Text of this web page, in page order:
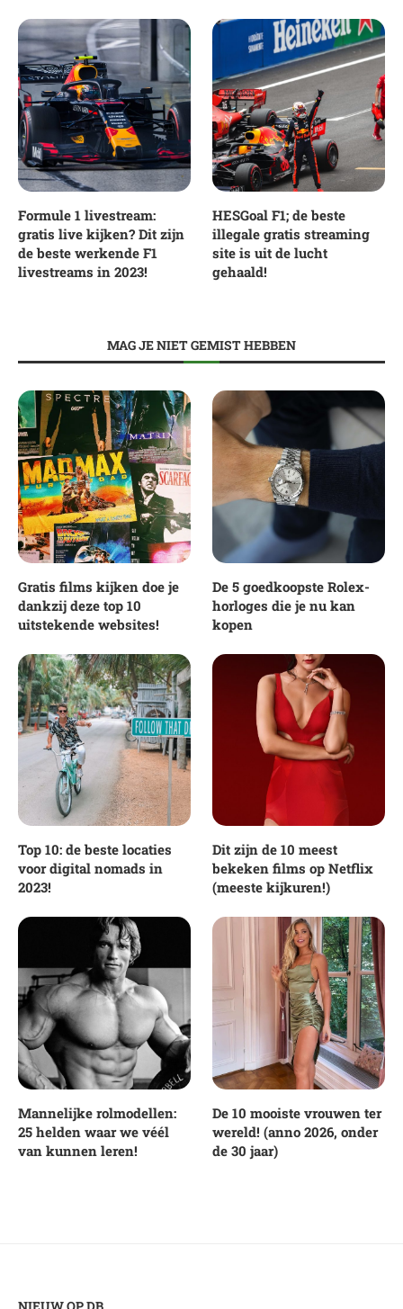
Formule 1 livestream:
gratis live kijken? Dit zijn
de beste werkende F1
livestreams in 2023!
HESGoal F1; de beste
illegale gratis streaming
site is uit de lucht
gehaald!
MAG JE NIET GEMIST HEBBEN
Gratis films kijken doe je
dankzij deze top 10
uitstekende websites!
De 5 goedkoopste Rolex-
horloges die je nu kan
kopen
Top 10: de beste locaties
voor digital nomads in
2023!
Dit zijn de 10 meest
bekeken films op Netflix
(meeste kijkuren!)
Mannelijke rolmodellen:
25 helden waar we véél
van kunnen leren!
De 10 mooiste vrouwen ter
wereld! (anno 2026, onder
de 30 jaar)